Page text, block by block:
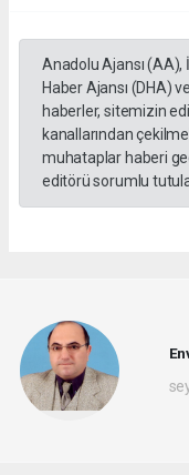
Anadolu Ajansı (AA),
Haber Ajansı (DHA)
haberler, sitemizin
kanallarından
muhataplar haberi
editörü sorumlu